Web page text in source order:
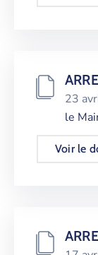
23
le
Voir le